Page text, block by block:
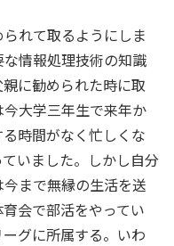
れて取るようにしま
情報処理技術の知識
に勧められた時に取
大学三年生で来年か
時間がなく忙しくな
いました。しかし自分
まで無縁の生活を送
会で部活をやってい
グに所属する。いわ